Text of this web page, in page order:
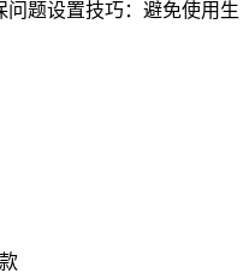
问题设置技巧：避免使用生